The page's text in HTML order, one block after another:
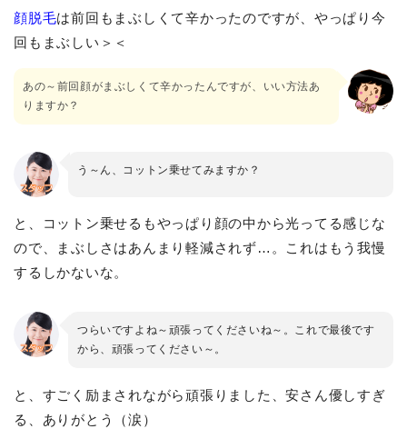
顔脱毛は前回もまぶしくて辛かったのですが、やっぱり今
回もまぶしい＞＜
あの～前回顔がまぶしくて辛かったんですが、いい方法あ
りますか？
う～ん、コットン乗せてみますか？
と、コットン乗せるもやっぱり顔の中から光ってる感じな
ので、まぶしさはあんまり軽減されず…。これはもう我慢
するしかないな。
つらいですよね～頑張ってくださいね～。これで最後です
から、頑張ってください～。
と、すごく励まされながら頑張りました、安さん優しすぎ
る、ありがとう（涙）